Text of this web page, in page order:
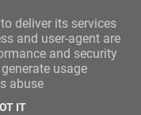
deliver its services
and user-agent are
and security
usage
abuse.
IT